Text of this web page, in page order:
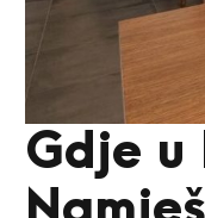
Gdje u